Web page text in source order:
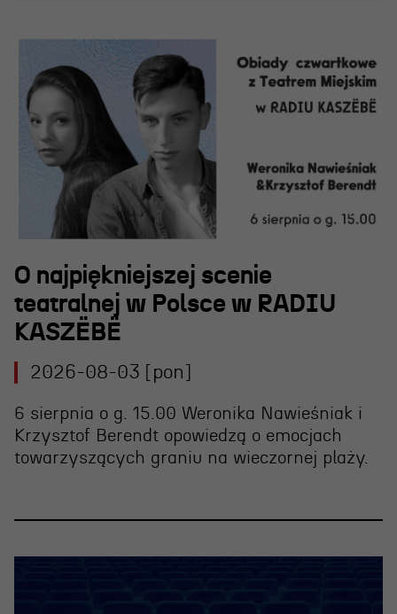
O najpiękniejszej scenie
teatralnej w Polsce w RADIU
KASZËBË
2026-08-03 [pon]
6 sierpnia o g. 15.00 Weronika Nawieśniak i
Krzysztof Berendt opowiedzą o emocjach
towarzyszących graniu na wieczornej plaży.